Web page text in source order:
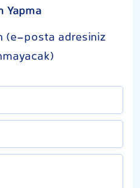
Yapma
(e-posta adresiniz